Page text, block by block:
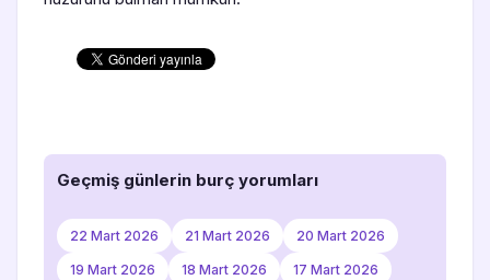
Geçmiş günlerin burç yorumları
22 Mart 2026 21 Mart 2026 20 Mart 2026
19 Mart 2026 18 Mart 2026 17 Mart 2026